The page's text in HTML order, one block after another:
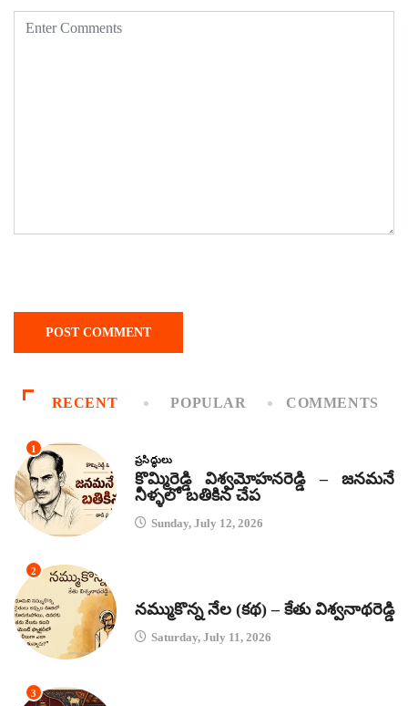
RECENT POPULAR COMMENTS
1
ప్రసిద్ధులు
కొమ్మిరెడ్డి విశ్వమోహనరెడ్డి – జనమనే
నీళ్ళలో బతికిన చేప
Sunday, July 12, 2026
2
నమ్ముకొన్న నేల (కథ) – కేతు విశ్వనాథరెడ్డి
Saturday, July 11, 2026
3